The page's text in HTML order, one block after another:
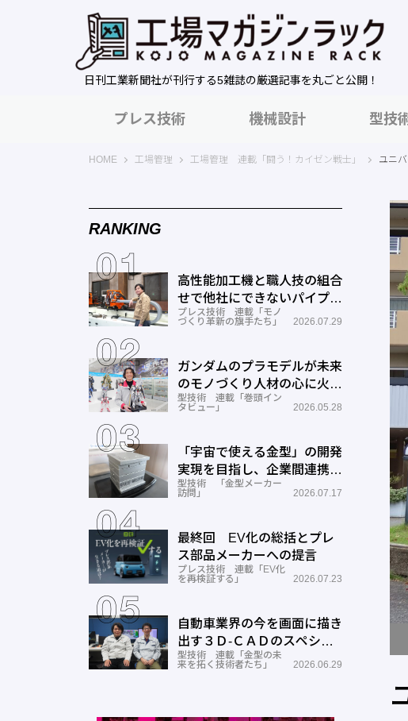
日刊工業新聞社が刊行する5雑誌の厳選記事を丸ごと公開！
プレス技術 機械設計 型技
HOME 工場マガジンラック｜日刊工業新聞社
工場管理 工場管理 連載「闘う！カイゼン戦士」 ユニ
RANKING
高性能加工機と職人技の組合
せで他社にできないパイプ曲
げを実現―ミナミ技研
プレス技術 連載「モノ
づくり革新の旗手たち」
2026.07.29
ガンダムのプラモデルが未来
のモノづくり人材の心に火を
つける―BANDAI SPIRITS
型技術 連載「巻頭イン
タビュー」
2026.05.28
「宇宙で使える金型」の開発
実現を目指し、企業間連携を
推進―ワールド工業
型技術 「金型メーカー
訪問」
2026.07.17
最終回 EV化の総括とプレ
ス部品メーカーへの提言
プレス技術 連載「EV化
を再検証する」
2026.07.23
自動車業界の今を画面に描き
出す３Ｄ-ＣＡＤのスペシャ
リストとしての成長と展望ー
型技術 連載「金型の未
来を拓く技術者たち」
2026.06.29